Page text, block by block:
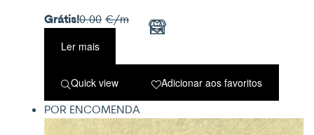
Grátis!0.00 €/m
Ler mais
Quick view
Adicionar aos favoritos
POR ENCOMENDA